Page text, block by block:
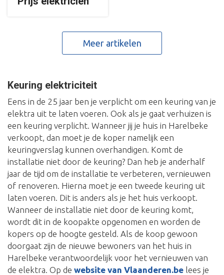
Meer artikelen
Keuring elektriciteit
Eens in de 25 jaar ben je verplicht om een keuring van je
elektra uit te laten voeren. Ook als je gaat verhuizen is
een keuring verplicht. Wanneer jij je huis in Harelbeke
verkoopt, dan moet je de koper namelijk een
keuringverslag kunnen overhandigen. Komt de
installatie niet door de keuring? Dan heb je anderhalf
jaar de tijd om de installatie te verbeteren, vernieuwen
of renoveren. Hierna moet je een tweede keuring uit
laten voeren. Dit is anders als je het huis verkoopt.
Wanneer de installatie niet door de keuring komt,
wordt dit in de koopakte opgenomen en worden de
kopers op de hoogte gesteld. Als de koop gewoon
doorgaat zijn de nieuwe bewoners van het huis in
Harelbeke verantwoordelijk voor het vernieuwen van
de elektra. Op de website van Vlaanderen.be lees je